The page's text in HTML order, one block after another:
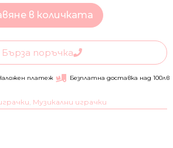
в количката
Бърза поръчка
платеж Безплатна доставка над 100лв
, Музикални играчки